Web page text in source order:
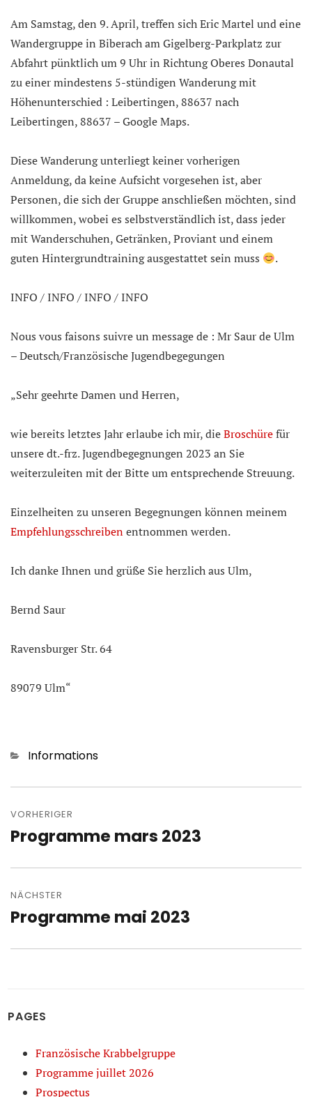
Am Samstag, den 9. April, treffen sich Eric Martel und eine
Wandergruppe in Biberach am Gigelberg-Parkplatz zur
Abfahrt pünktlich um 9 Uhr in Richtung Oberes Donautal
zu einer mindestens 5-stündigen Wanderung mit
Höhenunterschied : Leibertingen, 88637 nach
Leibertingen, 88637 – Google Maps.
Diese Wanderung unterliegt keiner vorherigen
Anmeldung, da keine Aufsicht vorgesehen ist, aber
Personen, die sich der Gruppe anschließen möchten, sind
willkommen, wobei es selbstverständlich ist, dass jeder
mit Wanderschuhen, Getränken, Proviant und einem
guten Hintergrundtraining ausgestattet sein muss
.
INFO / INFO / INFO / INFO
Nous vous faisons suivre un message de : Mr Saur de Ulm
– Deutsch/Französische Jugendbegegungen
„Sehr geehrte Damen und Herren,
wie bereits letztes Jahr erlaube ich mir, dieBroschürefür
unsere dt.-frz. Jugendbegegnungen 2023 an Sie
weiterzuleiten mit der Bitte um entsprechende Streuung.
Einzelheiten zu unseren Begegnungen können meinem
Empfehlungsschreibenentnommen werden.
Ich danke Ihnen und grüße Sie herzlich aus Ulm,
Bernd Saur
Ravensburger Str. 64
89079 Ulm“
Kategorien
Informations
VORHERIGER
Vorheriger
Programme mars 2023
NÄCHSTER
Nächster
Programme mai 2023
PAGES
Französische Krabbelgruppe
Programme juillet 2026
Prospectus